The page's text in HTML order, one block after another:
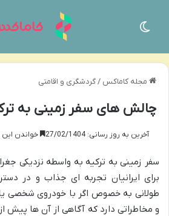
مجله کاماکس /گردشگری و اقامتی
چالش های سفر زمینی به
آخرین به روز رسانی: 27/02/1404 خواندن این مطلب 14
سفر زمینی به ترکیه به واسطه نزدیکی
برای ایرانیان تجربه ای جذاب و در
طولانی به خصوص اگر با خودروی شخصی
و مخاطراتی دارد که آگاهی از آن ها